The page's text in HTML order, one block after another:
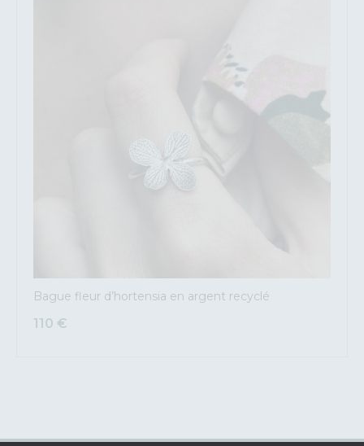
Bague fleur d’hortensia en argent recyclé
110 €